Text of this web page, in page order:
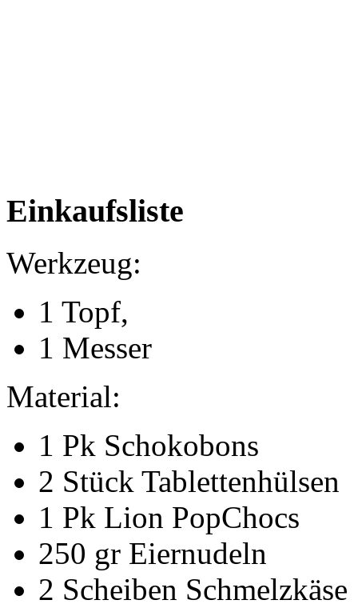
Einkaufsliste
Werkzeug:
1 Topf,
1 Messer
Material:
1 Pk Schokobons
2 Stück Tablettenhülsen
1 Pk Lion PopChocs
250 gr Eiernudeln
2 Scheiben Schmelzkäse